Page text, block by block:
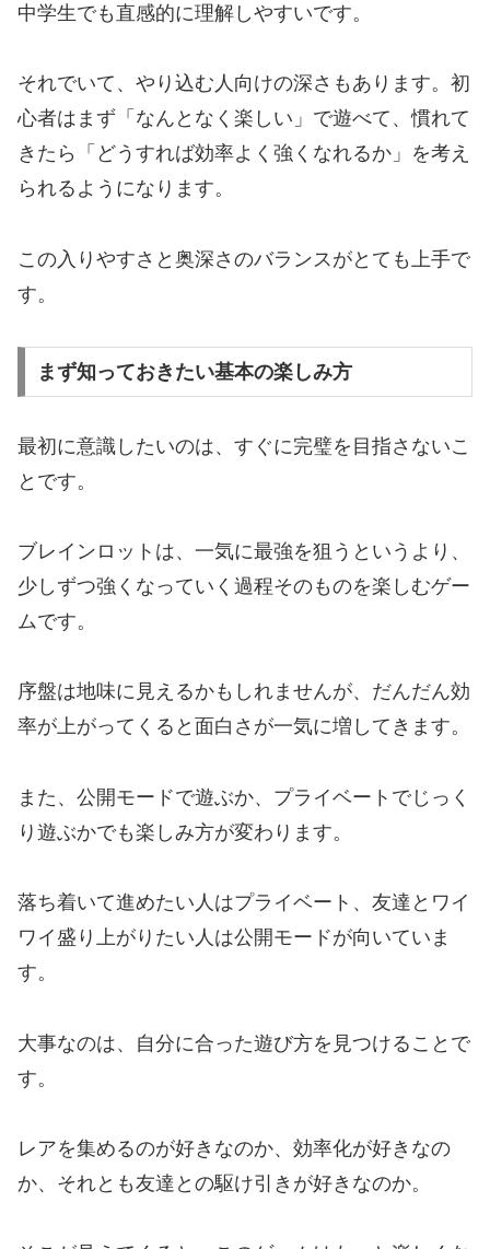
中学生でも直感的に理解しやすいです。
それでいて、やり込む人向けの深さもあります。初
心者はまず「なんとなく楽しい」で遊べて、慣れて
きたら「どうすれば効率よく強くなれるか」を考え
られるようになります。
この入りやすさと奥深さのバランスがとても上手で
す。
まず知っておきたい基本の楽しみ方
最初に意識したいのは、すぐに完璧を目指さないこ
とです。
ブレインロットは、一気に最強を狙うというより、
少しずつ強くなっていく過程そのものを楽しむゲー
ムです。
序盤は地味に見えるかもしれませんが、だんだん効
率が上がってくると面白さが一気に増してきます。
また、公開モードで遊ぶか、プライベートでじっく
り遊ぶかでも楽しみ方が変わります。
落ち着いて進めたい人はプライベート、友達とワイ
ワイ盛り上がりたい人は公開モードが向いていま
す。
大事なのは、自分に合った遊び方を見つけることで
す。
レアを集めるのが好きなのか、効率化が好きなの
か、それとも友達との駆け引きが好きなのか。